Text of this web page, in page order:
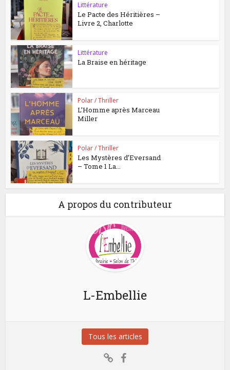
Littérature
Le Pacte des Héritières –
Livre 2, Charlotte
Littérature
La Braise en héritage
Polar / Thriller
L’Homme après Marceau
Miller
Polar / Thriller
Les Mystères d’Eversand
– Tome 1 La...
A propos du contributeur
L-Embellie
Tous les articles